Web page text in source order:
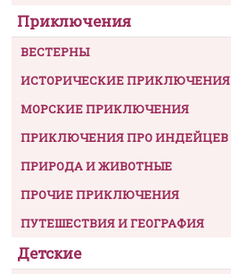
Приключения
ВЕСТЕРНЫ
ИСТОРИЧЕСКИЕ ПРИКЛЮЧЕНИЯ
МОРСКИЕ ПРИКЛЮЧЕНИЯ
ПРИКЛЮЧЕНИЯ ПРО ИНДЕЙЦЕВ
ПРИРОДА И ЖИВОТНЫЕ
ПРОЧИЕ ПРИКЛЮЧЕНИЯ
ПУТЕШЕСТВИЯ И ГЕОГРАФИЯ
Детские